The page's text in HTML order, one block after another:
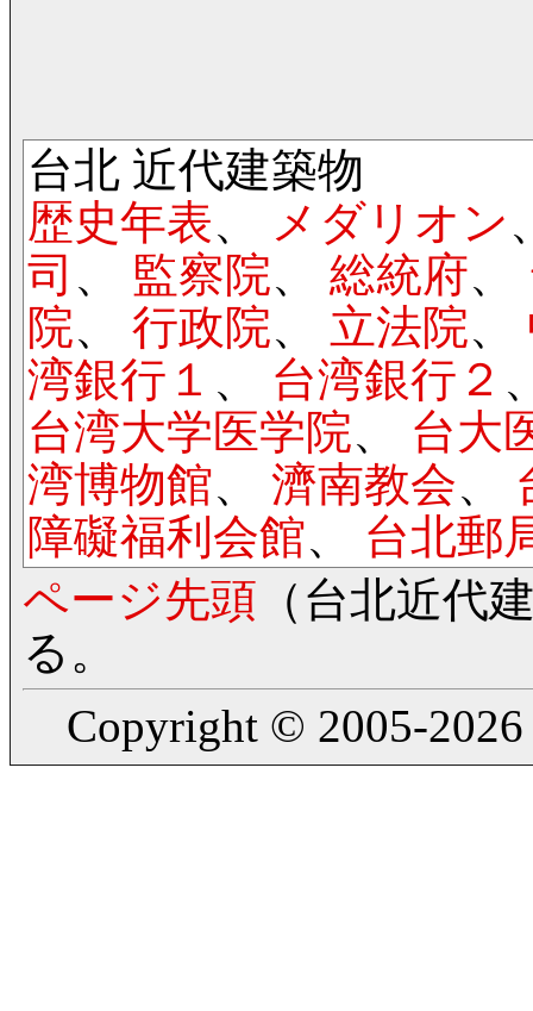
台北 近代建築物
歴史年表、 メダリオン
司 、 監察院、 総統府、
院、 行政院、 立法院、
湾銀行１ 、 台湾銀行２
台湾大学医学院、 台大
湾博物館、 濟南教会、
障礙福利会館、 台北郵
ページ先頭 （台北近代
る。
Copyright © 2005-2026